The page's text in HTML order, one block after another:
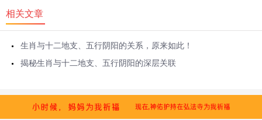
相关文章
生肖与十二地支、五行阴阳的关系，原来如此！
揭秘生肖与十二地支、五行阴阳的深层关联